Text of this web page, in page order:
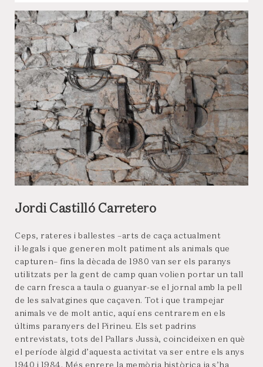
Jordi Castilló Carretero
Ceps, rateres i ballestes –arts de caça actualment
il·legals i que generen molt patiment als animals que
capturen– fins la dècada de 1980 van ser els paranys
utilitzats per la gent de camp quan volien portar un tall
de carn fresca a taula o guanyar-se el jornal amb la pell
de les salvatgines que caçaven. Tot i que trampejar
animals ve de molt antic, aquí ens centrarem en els
últims paranyers del Pirineu. Els set padrins
entrevistats, tots del Pallars Jussà, coincideixen en què
el període àlgid d’aquesta activitat va ser entre els anys
1940 i 1984. Més enrere la memòria històrica ja s’ha